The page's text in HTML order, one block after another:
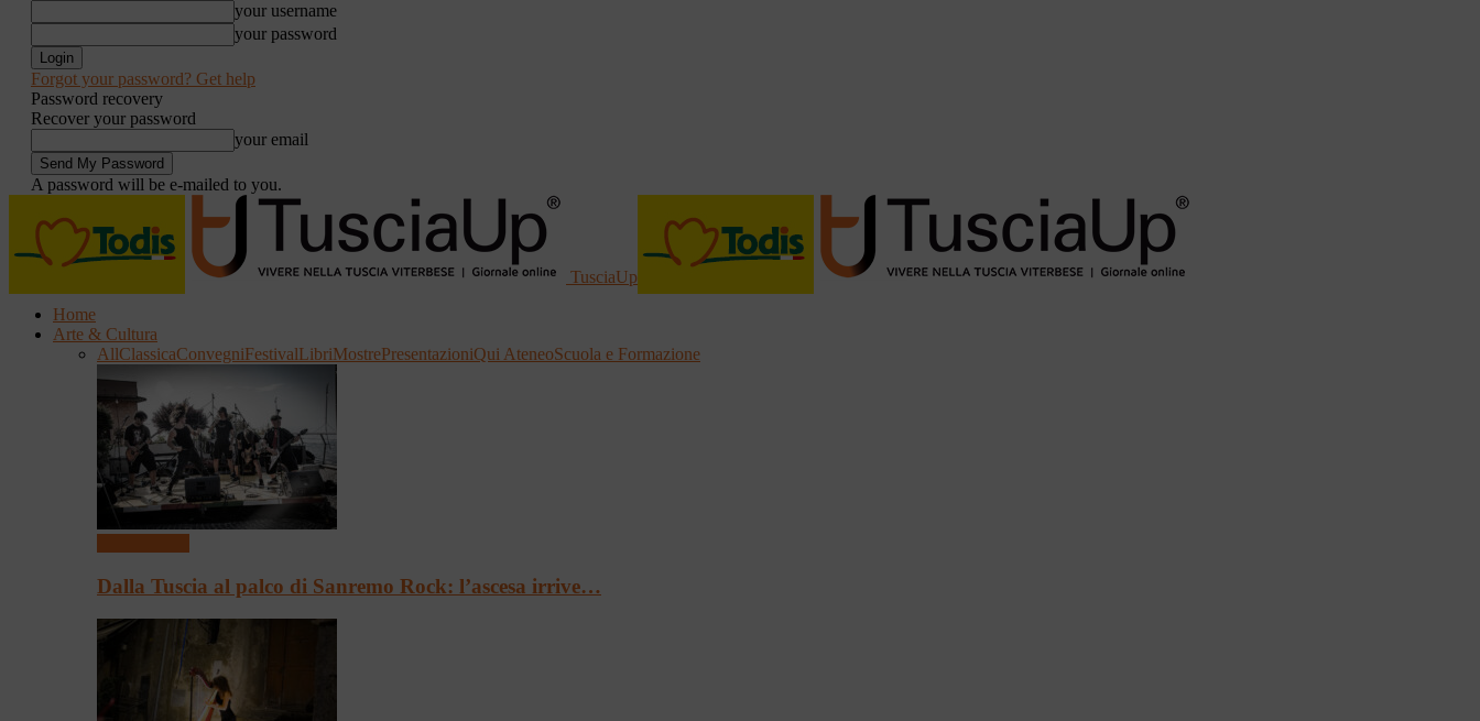
your username
your password
Forgot your password? Get help
Password recovery
Recover your password
your email
A password will be e-mailed to you.
TusciaUp
Home
Arte & Cultura
AllClassicaConvegniFestivalLibriMostrePresentazioniQui AteneoScuola e Formazione
Dalla Tuscia al palco di Sanremo Rock: l’ascesa irrive…